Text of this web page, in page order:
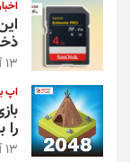
13 آوریل 2024
اپ
را
13 آوریل 2024